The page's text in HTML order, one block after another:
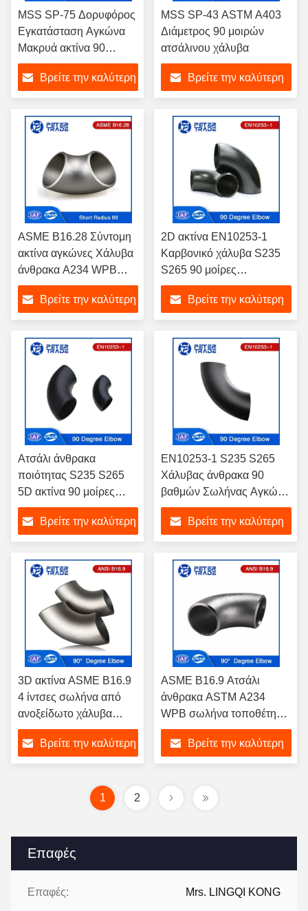
Επαφές
Επαφές: Mrs. LINGQI KONG
MSS SP-75 Δορυφόρος
Εγκατάσταση Αγκώνα
Μακρυά ακτίνα 90
μοίρες Αγκώνα WPHY-
42 WPHY-46 WPHY-52
Βρείτε την καλύτερη
MSS SP-43 ASTM A403
Διάμετρος 90 μοιρών
ατσάλινου χάλυβα
Βρείτε την καλύτερη
ASME B16.28 Σύντομη
ακτίνα αγκώνες Χάλυβα
άνθρακα A234 WPB
SCH20 SCH40 Σύντομη
ακτίνα 90 μοίρες
Αγκώνες
Βρείτε την καλύτερη
2D ακτίνα EN10253-1
Καρβονικό χάλυβα S235
S265 90 μοίρες
Κεφαλόχειρας Μαύρη
ζωγραφική / γαλβανισμένη
Βρείτε την καλύτερη
Ατσάλι άνθρακα
ποιότητας S235 S265
5D ακτίνα 90 μοίρες
αγκώνα EN10253-1
Αγκώνα προσαρμογής
σωλήνων
Βρείτε την καλύτερη
EN10253-1 S235 S265
Χάλυβας άνθρακα 90
βαθμών Σωλήνας Αγκώνα
SCH 5 έως SCH XXS Για
την αλλαγή κατευθύνσεων
των συστημάτων
σωληνώσεων
Βρείτε την καλύτερη
3D ακτίνα ASME B16.9
4 ίντσες σωλήνα από
ανοξείδωτο χάλυβα
Fitting ASTM A403 90
βαθμούς αγκώνα
Βρείτε την καλύτερη
ASME B16.9 Ατσάλι
άνθρακα ASTM A234
WPB σωλήνα τοποθέτηση
90 βαθμών αγκώνα 1/2'
έως 48' INCH
Βρείτε την καλύτερη
1 2